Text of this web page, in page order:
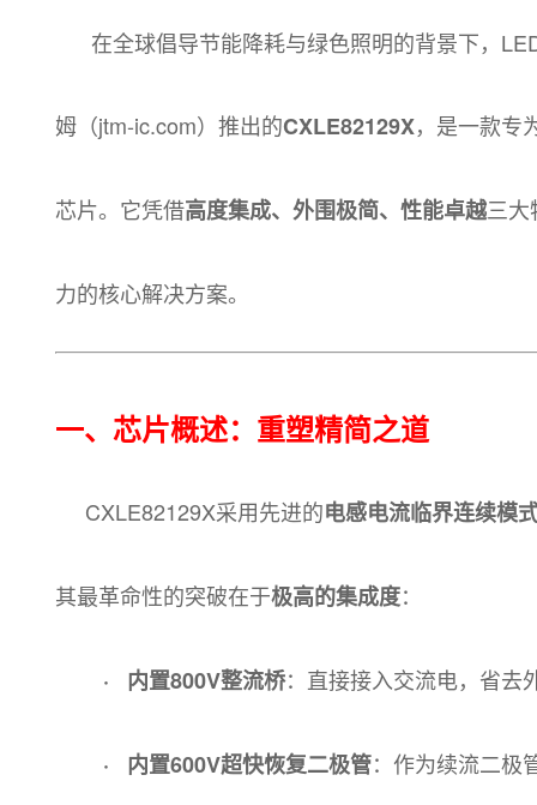
在全球倡导节能降耗与绿色照明的背景下，
姆（jtm-ic.com）推出的CXLE82129X，是一款专
芯片。它凭借高度集成、外围极简、性能卓越三大
力的核心解决方案。
一、芯片概述：重塑精简之道
CXLE82129X采用先进的电感电流临界连续模
其最革命性的突破在于极高的集成度：
· 内置800V整流桥：直接接入交流电，省去
· 内置600V超快恢复二极管：作为续流二极